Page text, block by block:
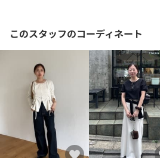
このスタッフのコーディネート